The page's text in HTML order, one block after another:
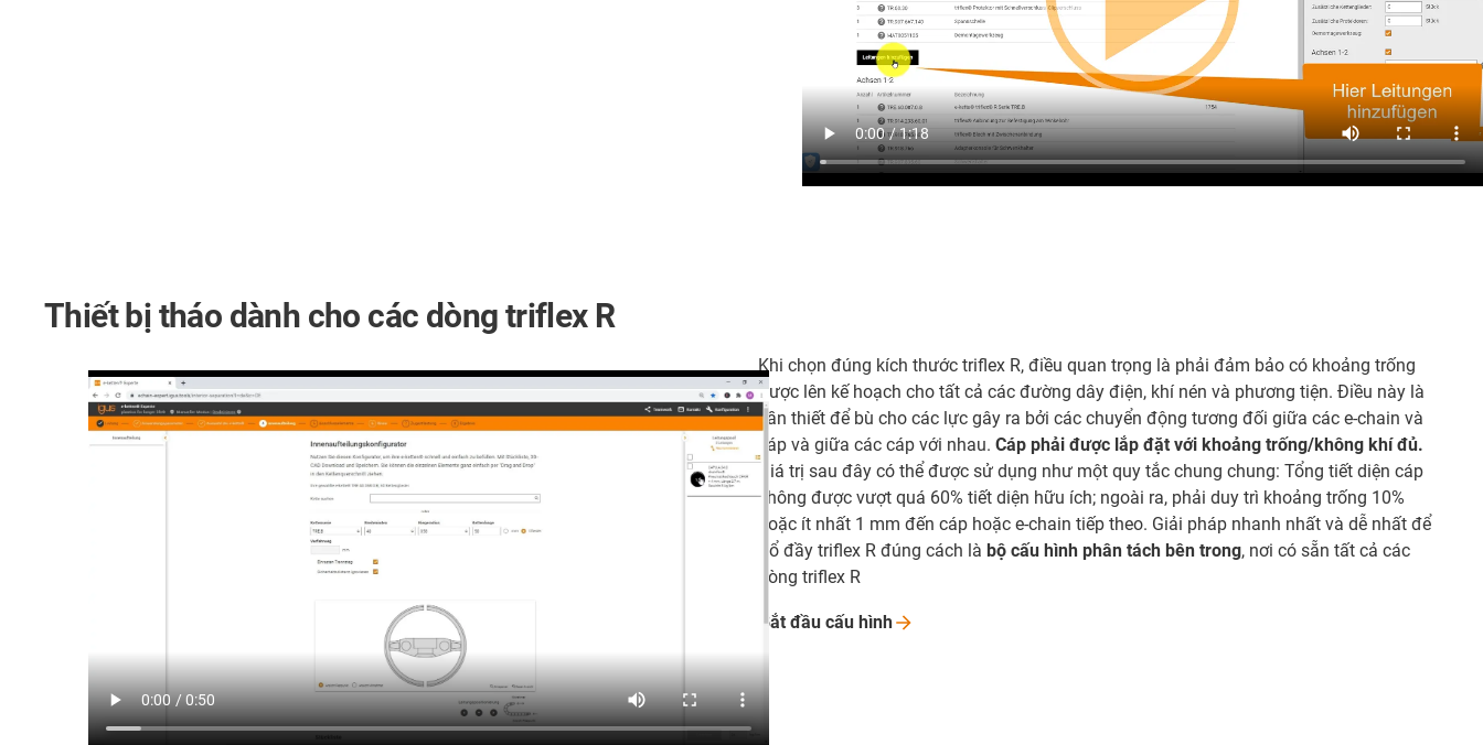
Thiết bị tháo dành cho các dòng triflex R
Khi chọn đúng kích thước triflex R, điều quan trọng là phải đảm bảo có khoảng trống
được lên kế hoạch cho tất cả các đường dây điện, khí nén và phương tiện. Điều này là
cần thiết để bù cho các lực gây ra bởi các chuyển động tương đối giữa các e-chain và
cáp và giữa các cáp với nhau. Cáp phải được lắp đặt với khoảng trống/không khí đủ.
Giá trị sau đây có thể được sử dụng như một quy tắc chung chung: Tổng tiết diện cáp
không được vượt quá 60% tiết diện hữu ích; ngoài ra, phải duy trì khoảng trống 10%
hoặc ít nhất 1 mm đến cáp hoặc e-chain tiếp theo. Giải pháp nhanh nhất và dễ nhất để
đổ đầy triflex R đúng cách là bộ cấu hình phân tách bên trong, nơi có sẵn tất cả các
dòng triflex R
Bắt đầu cấu hình